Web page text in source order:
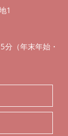
1
（年末年始・